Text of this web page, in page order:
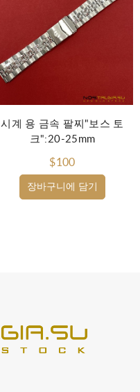
장바구니에 담기
시계 용 금속 팔찌"보스 토
크":20-25mm
$100